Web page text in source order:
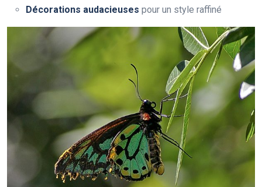
Décorations audacieuses pour un style raffiné